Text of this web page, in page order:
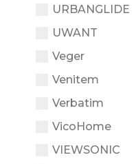
URBANGLIDE
UWANT
Veger
Venitem
Verbatim
VicoHome
VIEWSONIC